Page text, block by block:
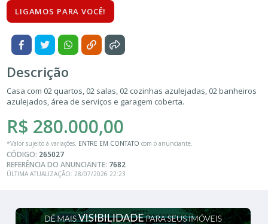
LIGAMOS PARA VOCÊ!
Descrição
Casa com 02 quartos, 02 salas, 02 cozinhas azulejadas, 02 banheiros
azulejados, área de serviços e garagem coberta.
R$ 280.000,00
*Valor sujeito à variações. ENTRE EM CONTATO com o anunciante.
CÓDIGO: 265027
REFERÊNCIA DO ANUNCIANTE: 7682
ÚLTIMA ATUALIZAÇÃO: 28/07/2026 22:23